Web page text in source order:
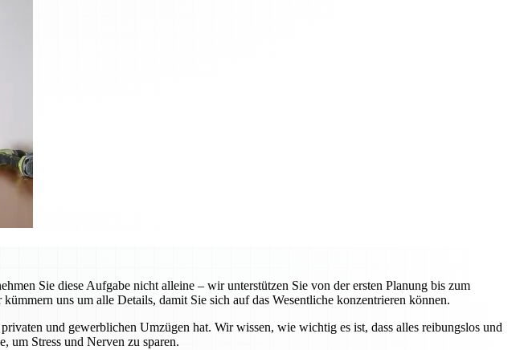
Sie diese Aufgabe nicht alleine – wir unterstützen Sie von der ersten Planung bis zum
uns um alle Details, damit Sie sich auf das Wesentliche konzentrieren können.
und gewerblichen Umzügen hat. Wir wissen, wie wichtig es ist, dass alles reibungslos und
um Stress und Nerven zu sparen.